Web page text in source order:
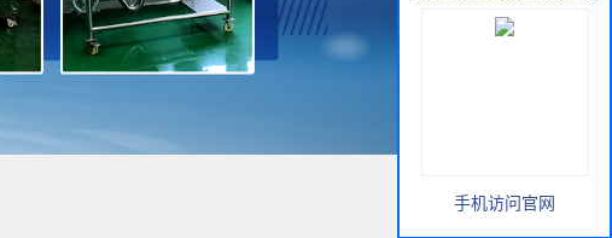
手机访问官网